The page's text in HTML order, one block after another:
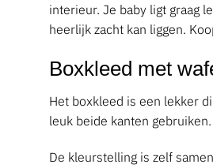
interieur. Je baby ligt graag
heerlijk zacht kan liggen.
Boxkleed met
Het boxkleed is een lekker
leuk beide kanten
De kleurstelling is zelf